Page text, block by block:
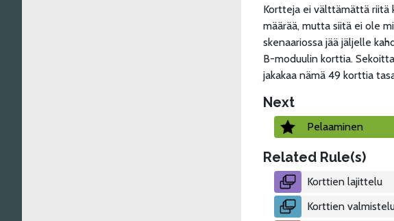
Kortteja ei välttämättä riitä
määrää, mutta siitä ei ole
skenaariossa jää jäljelle
B-moduulin korttia.
jakakaa nämä 49 korttia
Next
Pelaaminen
Related Rule(s)
Korttien lajittelu
Korttien